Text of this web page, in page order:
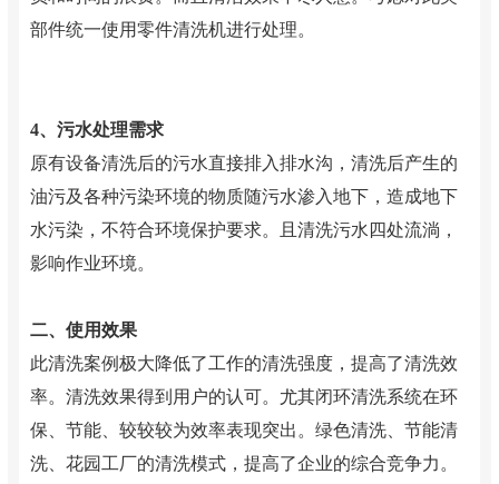
部件统一使用零件清洗机进行处理。
4、污水处理需求
原有设备清洗后的污水直接排入排水沟，清洗后产生的
油污及各种污染环境的物质随污水渗入地下，造成地下
水污染，不符合环境保护要求。且清洗污水四处流淌，
影响作业环境。
二、使用效果
此清洗案例极大降低了工作的清洗强度，提高了清洗效
率。清洗效果得到用户的认可。尤其闭环清洗系统在环
保、节能、较较较为效率表现突出。绿色清洗、节能清
洗、花园工厂的清洗模式，提高了企业的综合竞争力。